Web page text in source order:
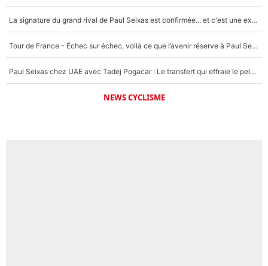
La signature du grand rival de Paul Seixas est confirmée... et c'est une excellente nouvelle pour l'équipe Decathlon-CMA CGM !
Tour de France - Échec sur échec, voilà ce que l’avenir réserve à Paul Seixas : «Tant qu’il y aura un Pogacar comme celui-là...»
Paul Seixas chez UAE avec Tadej Pogacar : Le transfert qui effraie le peloton, «c’est la pire des choses qui puisse arriver»
NEWS CYCLISME